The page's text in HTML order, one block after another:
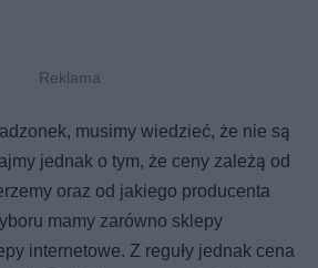
musimy wiedzieć, że nie są
jednak o tym, że ceny zależą od
oraz od jakiego producenta
mamy zarówno sklepy
internetowe. Z reguły jednak cena